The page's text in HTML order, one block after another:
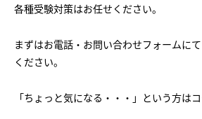
各種受験対策はお任せください。
まずはお電話・お問い合わせフォームに
ください。
「ちょっと気になる・・・」という方は